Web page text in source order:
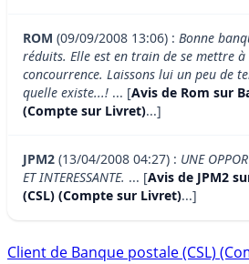
ROM (09/09/2008 13:06) : Bonne
réduits. Elle est en train de se mettre
concourrence. Laissons lui un peu de
quelle existe...! ... [Avis de Rom sur
(Compte sur Livret)...]
JPM2 (13/04/2008 04:27) : UNE
ET INTERESSANTE. ... [Avis de JPM2
(CSL) (Compte sur Livret)...]
Client de Banque postale (CSL)